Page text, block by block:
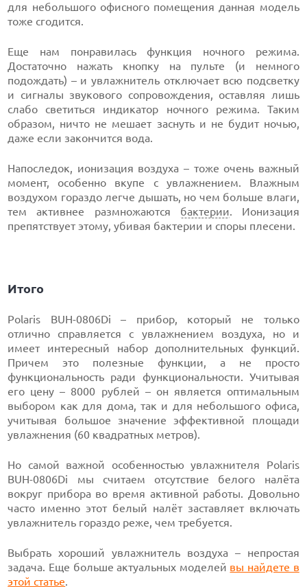
для небольшого офисного помещения данная модель
тоже сгодится.
Еще нам понравилась функция ночного режима.
Достаточно нажать кнопку на пульте (и немного
подождать) – и увлажнитель отключает всю подсветку
и сигналы звукового сопровождения, оставляя лишь
слабо светиться индикатор ночного режима. Таким
образом, ничто не мешает заснуть и не будит ночью,
даже если закончится вода.
Напоследок, ионизация воздуха – тоже очень важный
момент, особенно вкупе с увлажнением. Влажным
воздухом гораздо легче дышать, но чем больше влаги,
тем активнее размножаются бактерии. Ионизация
препятствует этому, убивая бактерии и споры плесени.
Итого
Polaris BUH-0806Di – прибор, который не только
отлично справляется с увлажнением воздуха, но и
имеет интересный набор дополнительных функций.
Причем это полезные функции, а не просто
функциональность ради функциональности. Учитывая
его цену – 8000 рублей – он является оптимальным
выбором как для дома, так и для небольшого офиса,
учитывая большое значение эффективной площади
увлажнения (60 квадратных метров).
Но самой важной особенностью увлажнителя Polaris
BUH-0806Di мы считаем отсутствие белого налёта
вокруг прибора во время активной работы. Довольно
часто именно этот белый налёт заставляет включать
увлажнитель гораздо реже, чем требуется.
Выбрать хороший увлажнитель воздуха – непростая
задача. Еще больше актуальных моделей вы найдете в
этой статье.